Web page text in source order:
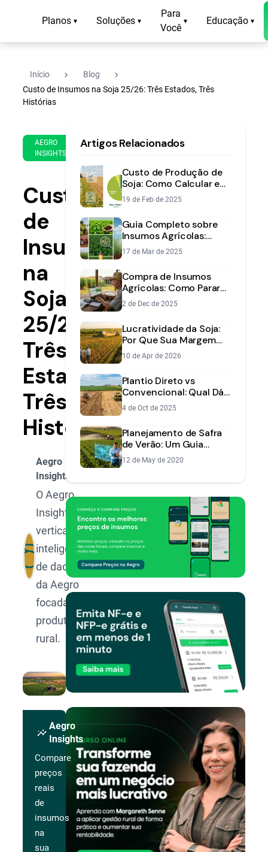
Planos ▾ Soluções ▾
Para
Você
▾ Educação ▾
Início navigate_next Blog navigate_next
Custo de Insumos na Soja 25/26: Três Estados, Três
Histórias
AEGRO
INSIGHTS
May
2026
min
Custo
de
Insumos
na
Soja
25/26:
Três
Estados,
Três
Histórias
Aegro
Insights
O Aegro
Insights é a
vertical de
inteligência
de dados
da Aegro
focada no
produtor
rural.
insights
Aegro
Insights
Compare
preços
reais
de
insumos
na
sua
Artigos Relacionados
Custo de Produção de
Soja: Como Calcular e
Planejar a Safra
2024/2025
19 de Feb de 2025
Guia Completo sobre
Insumos Agrícolas:
Tipos, Compra e
Tendências para 2025
17 de Mar de 2025
Compra de Insumos
Agrícolas: Como Parar
de Perder Dinheiro?
2 de Dec de 2025
Lucratividade da Soja:
Por Que Sua Margem
Caiu (e o Que Fazer
Agora)
10 de Apr de 2026
Plantio Direto vs
Convencional: Qual Dá
Mais Lucro? [2025]
4 de Oct de 2025
Planejamento de Safra
de Verão: Um Guia
Prático para Aumentar
sua Produtividade
12 de May de 2020